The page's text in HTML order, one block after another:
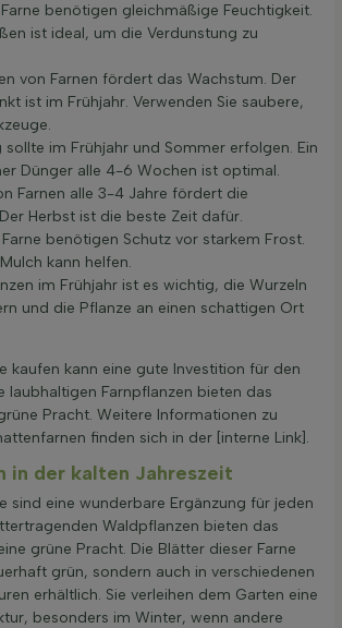
benötigen gleichmäßige Feuchtigkeit.
ist ideal, um die Verdunstung zu
von Farnen fördert das Wachstum. Der
ist im Frühjahr. Verwenden Sie saubere,
sollte im Frühjahr und Sommer erfolgen. Ein
Dünger alle 4-6 Wochen ist optimal.
Farnen alle 3-4 Jahre fördert die
Herbst ist die beste Zeit dafür.
benötigen Schutz vor starkem Frost.
kann helfen.
im Frühjahr ist es wichtig, die Wurzeln
und die Pflanze an einen schattigen Ort
kaufen kann eine gute Investition für den
laubhaltigen Farnpflanzen bieten das
Pracht. Weitere Informationen zu
finden sich in der [interne Link].
in der kalten Jahreszeit
sind eine wunderbare Ergänzung für jeden
Waldpflanzen bieten das
grüne Pracht. Die Blätter dieser Farne
grün, sondern auch in verschiedenen
erhältlich. Sie verleihen dem Garten eine
besonders im Winter, wenn andere